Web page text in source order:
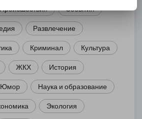
Происшествия События
Развлечение
Криминал Культура
ЖКХ История
Юмор Наука и образование
Экология